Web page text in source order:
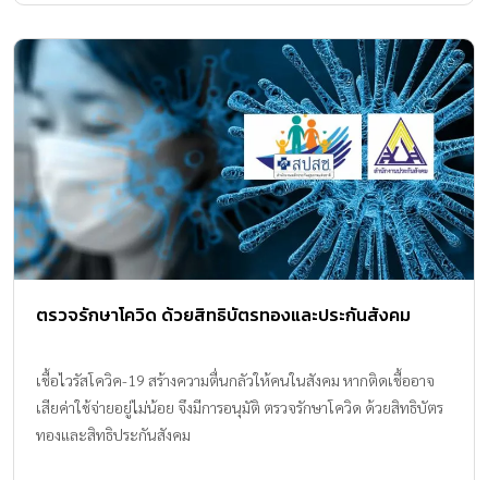
ตรวจรักษาโควิด ด้วยสิทธิบัตรทองและประกันสังคม
เชื้อไวรัสโควิค-19 สร้างความตื่นกลัวให้คนในสังคม หากติดเชื้ออาจ
เสียค่าใช้จ่ายอยู่ไม่น้อย จึงมีการอนุมัติ ตรวจรักษาโควิด ด้วยสิทธิบัตร
ทองและสิทธิประกันสังคม